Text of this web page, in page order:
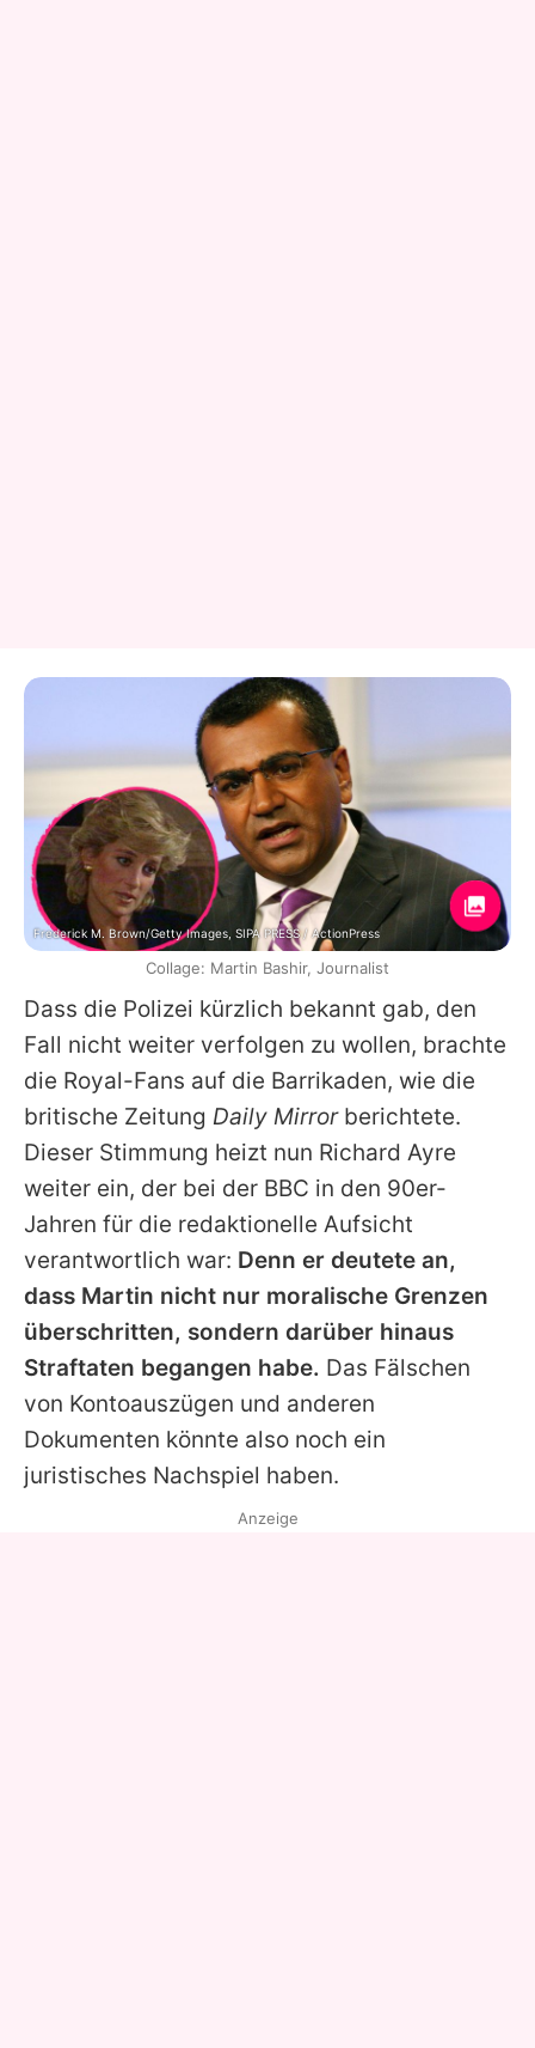
Dass die Polizei kürzlich bekannt gab, den
Fall nicht weiter verfolgen zu wollen, brachte
die Royal-Fans auf die Barrikaden, wie die
britische Zeitung Daily Mirrorberichtete.
Dieser Stimmung heizt nun Richard Ayre
weiter ein, der bei der BBC in den 90er-
Jahren für die redaktionelle Aufsicht
verantwortlich war: Denn er deutete an,
dass Martin nicht nur moralische Grenzen
überschritten, sondern darüber hinaus
Straftaten begangen habe. Das Fälschen
von Kontoauszügen und anderen
Dokumenten könnte also noch ein
juristisches Nachspiel haben.
Frederick M. Brown/Getty Images, SIPA PRESS / ActionPress
Collage: Martin Bashir, Journalist
Anzeige